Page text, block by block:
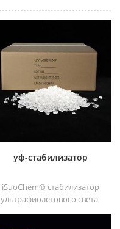
уф-стабилизатор
iSuoChem® стабилизатор
ультрафиолетового света-